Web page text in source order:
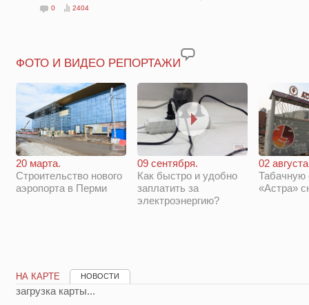
0 2404
ФОТО И ВИДЕО РЕПОРТАЖИ
20 марта.
Строительство нового
аэропорта в Перми
09 сентября.
Как быстро и удобно
заплатить за
электроэнергию?
02
Табачную
«Астра»
НА КАРТЕ НОВОСТИ
загрузка карты...